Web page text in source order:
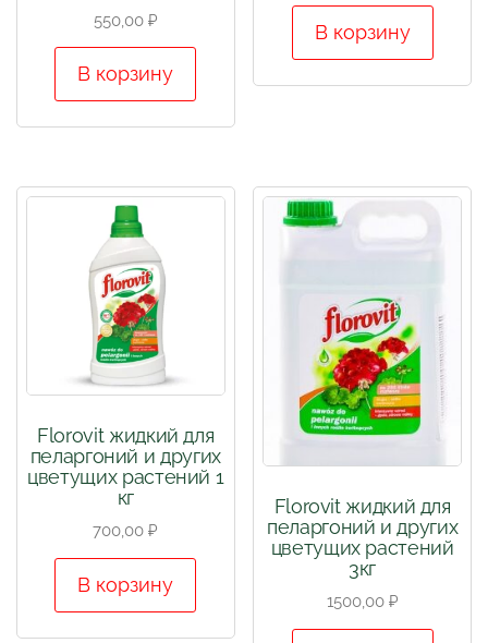
550,00 ₽
В корзину
В корзину
Florovit жидкий для
пеларгоний и других
цветущих растений 1
кг
700,00₽
В корзину
Florovit жидкий для
пеларгоний и других
цветущих растений
3кг
1500,00 ₽